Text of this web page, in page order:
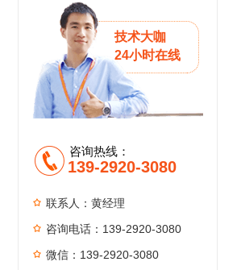
技术大咖
24小时在线
咨询热线：
139-2920-3080
联系人：黄经理
咨询电话：139-2920-3080
微信：139-2920-3080